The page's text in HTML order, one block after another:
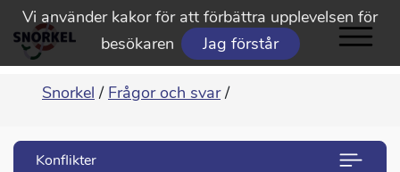
Vi använder kakor för att förbättra upplevelsen för
besökaren
Jag förstår
Snorkel / Frågor och svar /
Konflikter